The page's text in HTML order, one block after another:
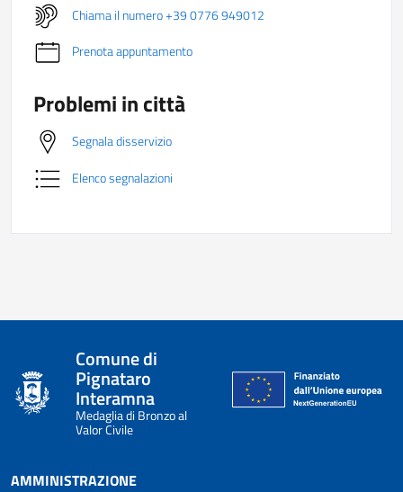
Chiama il numero +39 0776 949012
Prenota appuntamento
Problemi in città
Segnala disservizio
Elenco segnalazioni
Comune di
Pignataro
Interamna
Medaglia di Bronzo al
Valor Civile
AMMINISTRAZIONE